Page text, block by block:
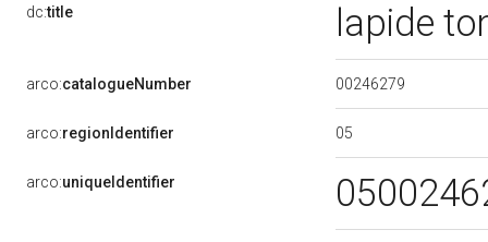
dc:title lapide
arco:catalogueNumber 00246279
arco:regionIdentifier 05
arco:uniqueIdentifier